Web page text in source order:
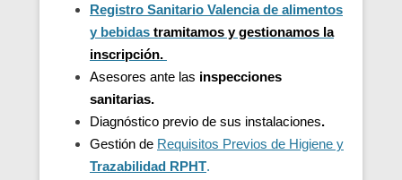
Registro Sanitario Valencia de alimentos
y bebidas tramitamos y gestionamos la
inscripción.
Asesores ante las inspecciones
sanitarias.
Diagnóstico previo de sus instalaciones.
Gestión de Requisitos Previos de Higiene y
Trazabilidad RPHT.